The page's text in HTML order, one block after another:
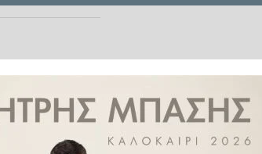
της 16ης
τα αιτήματά
όλων των